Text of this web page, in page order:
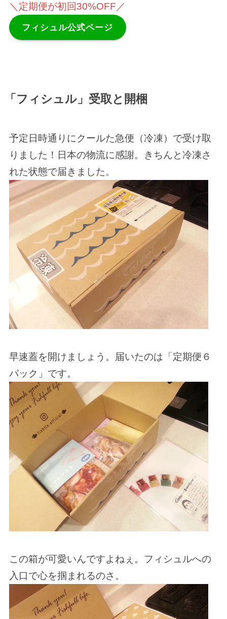
＼定期便が初回30%OFF／
フィシュル公式ページ
「フィシュル」受取と開梱
予定日時通りにクールた急便（冷凍）で受け取
りました！日本の物流に感謝。きちんと冷凍さ
れた状態で届きました。
早速蓋を開けましょう。届いたのは「定期便６
パック」です。
この箱が可愛いんですよねぇ。フィシュルへの
入口で心を掴まれるのさ。